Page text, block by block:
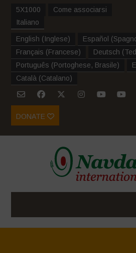
5X1000
Come associarsi
Italiano
English (Inglese) Español (
Français (Francese) Deutsch (
Português (Portoghese, Brasile)
Català (Catalano)
DONATE